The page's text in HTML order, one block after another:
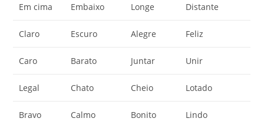
Em cima Embaixo Longe Distante
Claro Escuro Alegre Feliz
Caro Barato Juntar Unir
Legal Chato Cheio Lotado
Bravo Calmo Bonito Lindo